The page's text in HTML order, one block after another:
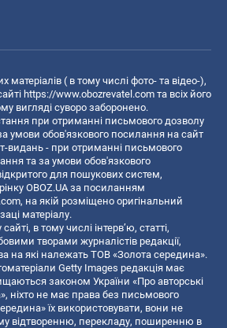
матеріалів ( в тому числі фото- та відео-),
https://www.obozrevatel.com та всіх його
вигляді суворо заборонено.
при отриманні письмового дозволу
умови обов'язкового посилання на сайт
видань - при отриманні письмового
та за умови обов'язкового
для пошукових систем,
OBOZ.UA за посиланням
, на якій розміщено оригінальний
матеріалу.
в тому числі інтерв’ю, статті,
творами журналістів редакції,
на які належать ТОВ «Золота середина».
Getty Images редакція має
законом України «Про авторські
ніхто не має права без письмового
їх використовувати, вони не
відтворенню, перекладу, поширенню в